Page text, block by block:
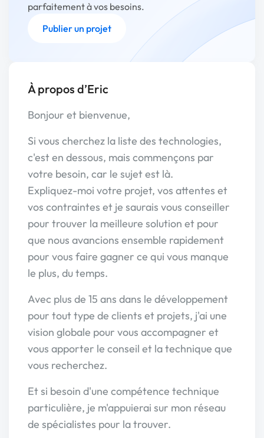
parfaitement à vos besoins.
Publier un projet
À propos d’Eric
Bonjour et bienvenue,
Si vous cherchez la liste des technologies,
c'est en dessous, mais commençons par
votre besoin, car le sujet est là.
Expliquez-moi votre projet, vos attentes et
vos contraintes et je saurais vous conseiller
pour trouver la meilleure solution et pour
que nous avancions ensemble rapidement
pour vous faire gagner ce qui vous manque
le plus, du temps.
Avec plus de 15 ans dans le développement
pour tout type de clients et projets, j'ai une
vision globale pour vous accompagner et
vous apporter le conseil et la technique que
vous recherchez.
Et si besoin d'une compétence technique
particulière, je m'appuierai sur mon réseau
de spécialistes pour la trouver.